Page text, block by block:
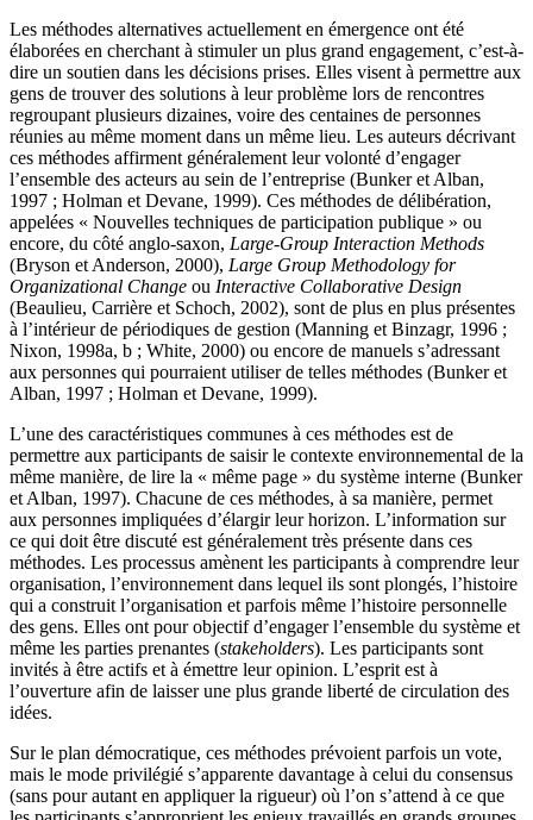
Les méthodes alternatives actuellement en émergence ont été
élaborées en cherchant à stimuler un plus grand engagement, c’est-à-
dire un soutien dans les décisions prises. Elles visent à permettre aux
gens de trouver des solutions à leur problème lors de rencontres
regroupant plusieurs dizaines, voire des centaines de personnes
réunies au même moment dans un même lieu. Les auteurs décrivant
ces méthodes affirment généralement leur volonté d’engager
l’ensemble des acteurs au sein de l’entreprise (Bunker et Alban,
1997 ; Holman et Devane, 1999). Ces méthodes de délibération,
appelées « Nouvelles techniques de participation publique » ou
encore, du côté anglo-saxon, Large-Group Interaction Methods
(Bryson et Anderson, 2000), Large Group Methodology for
Organizational Change ou Interactive Collaborative Design
(Beaulieu, Carrière et Schoch, 2002), sont de plus en plus présentes
à l’intérieur de périodiques de gestion (Manning et Binzagr, 1996 ;
Nixon, 1998a, b ; White, 2000) ou encore de manuels s’adressant
aux personnes qui pourraient utiliser de telles méthodes (Bunker et
Alban, 1997 ; Holman et Devane, 1999).
L’une des caractéristiques communes à ces méthodes est de
permettre aux participants de saisir le contexte environnemental de la
même manière, de lire la « même page » du système interne (Bunker
et Alban, 1997). Chacune de ces méthodes, à sa manière, permet
aux personnes impliquées d’élargir leur horizon. L’information sur
ce qui doit être discuté est généralement très présente dans ces
méthodes. Les processus amènent les participants à comprendre leur
organisation, l’environnement dans lequel ils sont plongés, l’histoire
qui a construit l’organisation et parfois même l’histoire personnelle
des gens. Elles ont pour objectif d’engager l’ensemble du système et
même les parties prenantes (stakeholders). Les participants sont
invités à être actifs et à émettre leur opinion. L’esprit est à
l’ouverture afin de laisser une plus grande liberté de circulation des
idées.
Sur le plan démocratique, ces méthodes prévoient parfois un vote,
mais le mode privilégié s’apparente davantage à celui du consensus
(sans pour autant en appliquer la rigueur) où l’on s’attend à ce que